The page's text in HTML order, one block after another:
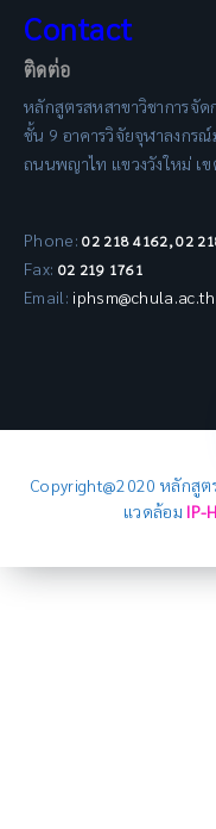
Contact
ติดต่อ
หลักสูตรสหสาขาวิชาการจัด
ชั้น 9 อาคารวิจัยจุฬาลงกร
ถนนพญาไท แขวงวังใหม่ เ
Phone: 02 218 4162, 02
Fax: 02 219 1761
Email: iphsm@chula.ac.th
Copyright@2020 หลักสูต
แวดล้อม IP-